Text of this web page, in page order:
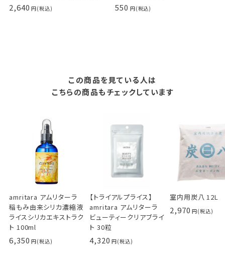
2,640 550
この商品を見ている人は
こちらの商品もチェックしています
amritara アムリターラ
稲もみ由来シリカ濃縮液
ライスシリカエキストラク
ト 100ml
6,350
【トライアルプライス】
amritara アムリターラ
ビューティークリアブライ
ト 30粒
4,320
室内用炭八 12L
2,970